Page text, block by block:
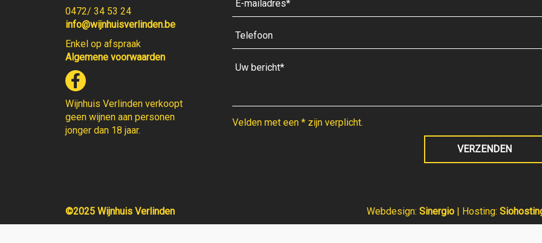
0472/ 34 53 24
info@wijnhuisverlinden.be
Enkel op afspraak
Algemene voorwaarden
Wijnhuis Verlinden verkoopt
geen wijnen aan personen
jonger dan 18 jaar.
Velden met een * zijn verplicht.
©2025 Wijnhuis Verlinden Webdesign: Sinergio | Hosting: